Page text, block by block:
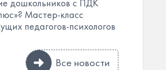
дошкольников с ПДК
Мастер-класс
педагогов-психологов
Все новости